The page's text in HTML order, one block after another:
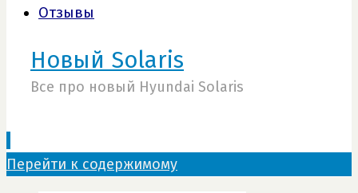
Отзывы
Новый Solaris
Все про новый Hyundai Solaris
Перейти к содержимому